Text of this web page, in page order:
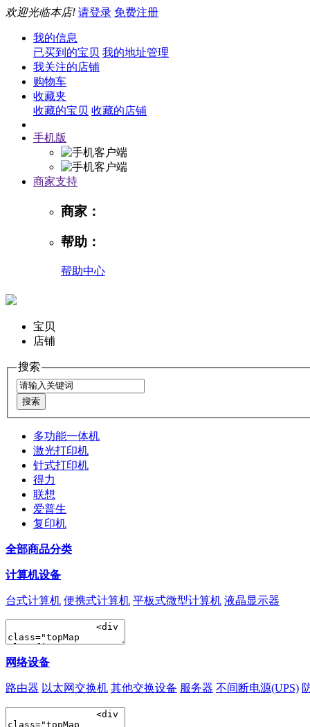
欢迎光临本店! 请登录 免费注册
我的信息
已买到的宝贝 我的地址管理
我关注的店铺
购物车
收藏夹
收藏的宝贝 收藏的店铺
手机版
商家支持
商家：
帮助：
帮助中心
宝贝
店铺
搜索
多功能一体机
激光打印机
针式打印机
得力
联想
爱普生
复印机
全部商品分类
计算机设备
台式计算机 便携式计算机 平板式微型计算机 液晶显示器
网络设备
路由器 以太网交换机 其他交换设备 服务器 不间断电源(UPS)